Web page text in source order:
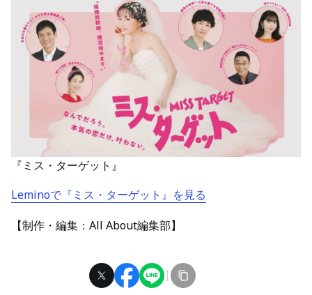
『ミス・ターゲット』
Leminoで『ミス・ターゲット』を見る
【制作・編集：All About編集部】